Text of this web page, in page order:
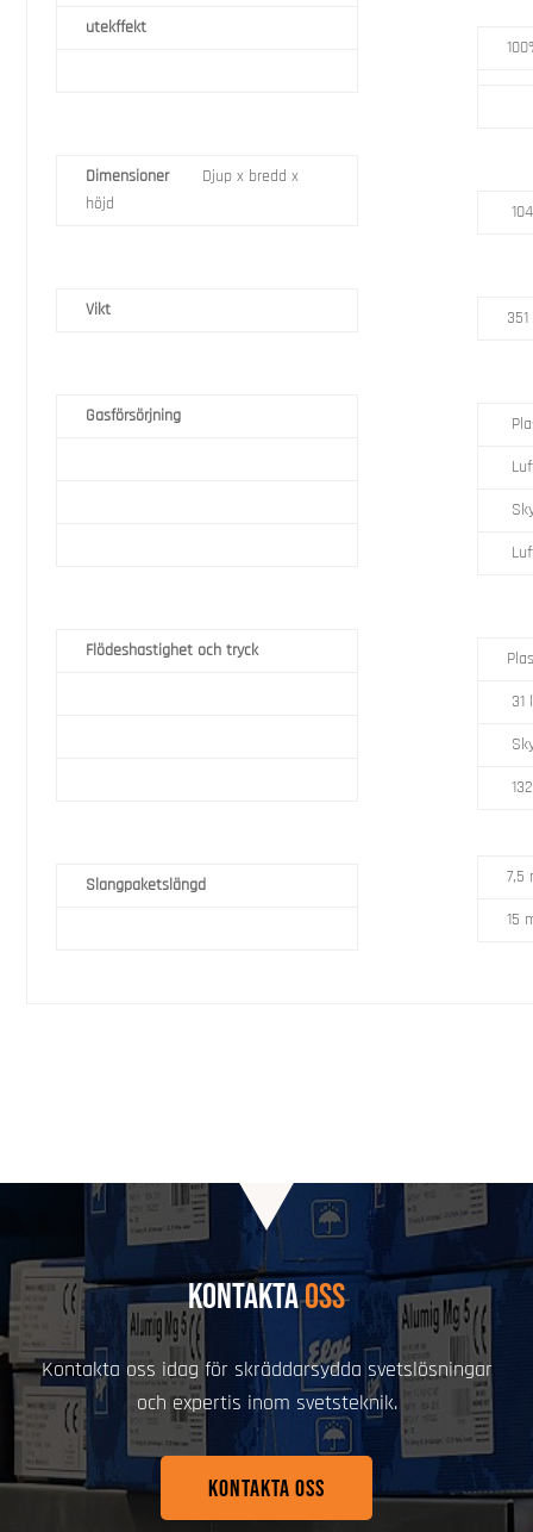
utekffekt
Dimensioner
Djup x bredd x
höjd
Vikt
Gasförsörjning
Flödeshastighet och tryck
Slangpaketslängd
7,5
15
KONTAKTAOSS
Kontakta oss idag för skräddarsydda svetslösningar
och expertis inom svetsteknik.
KONTAKTA OSS